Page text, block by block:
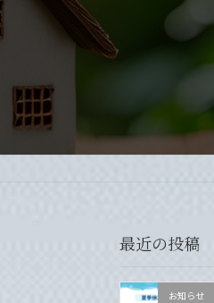
最近の投稿
お知らせ